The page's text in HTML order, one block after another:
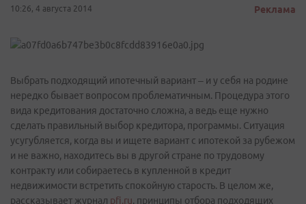
10:26, 4 августа 2014 Реклама
Выбрать подходящий ипотечный вариант – и у себя на родине
нередко бывает вопросом проблематичным. Процедура этого
вида кредитования достаточно сложна, а ведь еще нужно
сделать правильный выбор кредитора, программы. Ситуация
усугубляется, когда вы и ищете вариант с ипотекой за рубежом
и не важно, находитесь вы в другой стране по трудовому
контракту или собираетесь в купленной в кредит
недвижимости встретить спокойную старость. В целом же,
рассказывает журнал pfj.ru, принципы отбора подходящих